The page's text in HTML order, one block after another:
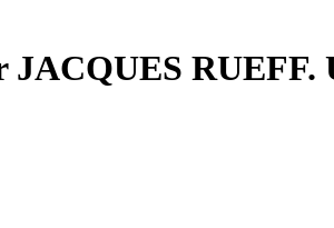
JACQUES RUEFF.